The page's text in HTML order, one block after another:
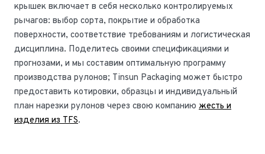
крышек включает в себя несколько контролируемых
рычагов: выбор сорта, покрытие и обработка
поверхности, соответствие требованиям и логистическая
дисциплина. Поделитесь своими спецификациями и
прогнозами, и мы составим оптимальную программу
производства рулонов; Tinsun Packaging может быстро
предоставить котировки, образцы и индивидуальный
план нарезки рулонов через свою компанию жесть и
изделия из TFS.